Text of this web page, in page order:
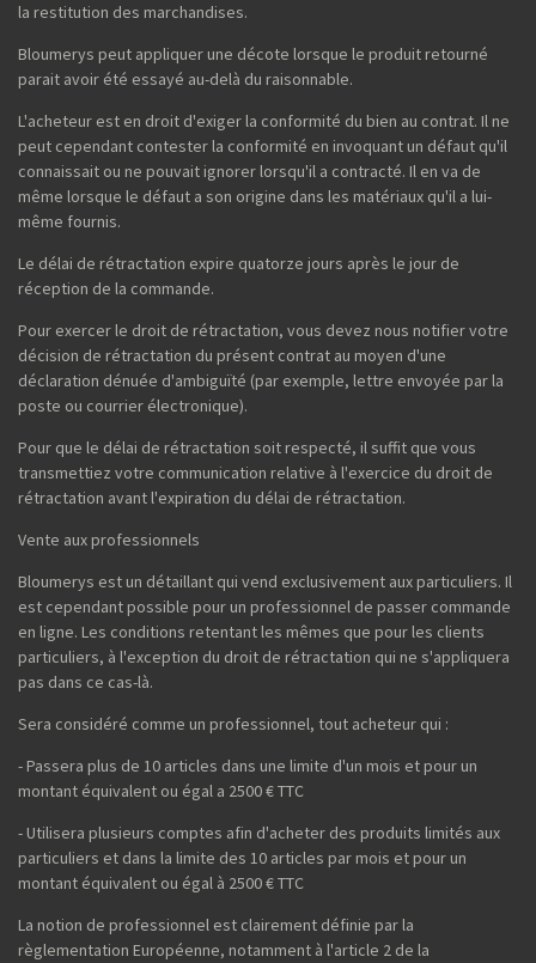
la restitution des marchandises.
Bloumerys peut appliquer une décote lorsque le produit retourné
parait avoir été essayé au-delà du raisonnable.
L'acheteur est en droit d'exiger la conformité du bien au contrat. Il ne
peut cependant contester la conformité en invoquant un défaut qu'il
connaissait ou ne pouvait ignorer lorsqu'il a contracté. Il en va de
même lorsque le défaut a son origine dans les matériaux qu'il a lui-
même fournis.
Le délai de rétractation expire quatorze jours après le jour de
réception de la commande.
Pour exercer le droit de rétractation, vous devez nous notifier votre
décision de rétractation du présent contrat au moyen d'une
déclaration dénuée d'ambiguïté (par exemple, lettre envoyée par la
poste ou courrier électronique).
Pour que le délai de rétractation soit respecté, il suffit que vous
transmettiez votre communication relative à l'exercice du droit de
rétractation avant l'expiration du délai de rétractation.
Vente aux professionnels
Bloumerys est un détaillant qui vend exclusivement aux particuliers. Il
est cependant possible pour un professionnel de passer commande
en ligne. Les conditions retentant les mêmes que pour les clients
particuliers, à l'exception du droit de rétractation qui ne s'appliquera
pas dans ce cas-là.
Sera considéré comme un professionnel, tout acheteur qui :
- Passera plus de 10 articles dans une limite d'un mois et pour un
montant équivalent ou égal a 2500 € TTC
- Utilisera plusieurs comptes afin d'acheter des produits limités aux
particuliers et dans la limite des 10 articles par mois et pour un
montant équivalent ou égal à 2500 € TTC
La notion de professionnel est clairement définie par la
règlementation Européenne, notamment à l'article 2 de la